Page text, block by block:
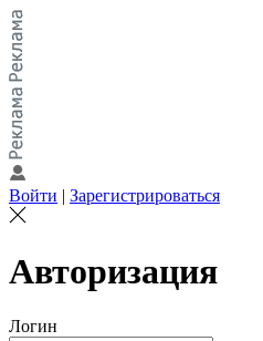
Войти | Зарегистрироваться
Авторизация
Логин